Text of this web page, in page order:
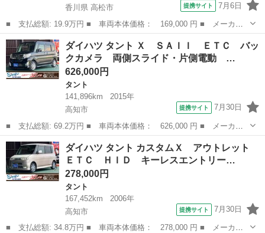
香川県 高松市
提携サイト 7月6日
■ 支払総額: 19.9万円 ■ 車両本体価格： 169,000 円 ■ メーカー
名： ダイハツ ■ 車種名： タント ■ グレード名： カスタムＲ
Ｓ 左側パワースライドドア 純正メモリーナビ フルセグＴＶ Ｂ
ｌｕｅｔｏｏ...
香川 高松市 タント
ダイハツ タント Ｘ ＳＡＩＩ ＥＴＣ バッ
クカメラ 両側スライド・片側電動 …
626,000円
タント
141,896km
2015年
高知市
提携サイト 7月30日
■ 支払総額: 69.2万円 ■ 車両本体価格： 626,000 円 ■ メーカー
名： ダイハツ ■ 車種名： タント ■ グレード名： Ｘ ＳＡＩ
Ｉ ＥＴＣ バックカメラ 両側スライド・片側電動 ナビ 衝突被
害軽減システ...
高知 高知市 タント
ダイハツ タント カスタムＸ アウトレット
ＥＴＣ ＨＩＤ キーレスエントリー…
278,000円
タント
167,452km
2006年
高知市
提携サイト 7月30日
■ 支払総額: 34.8万円 ■ 車両本体価格： 278,000 円 ■ メーカー